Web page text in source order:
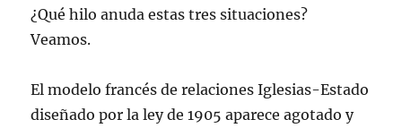
¿Qué hilo anuda estas tres situaciones?
Veamos.
El modelo francés de relaciones Iglesias-Estado
diseñado por la ley de 1905 aparece agotado y